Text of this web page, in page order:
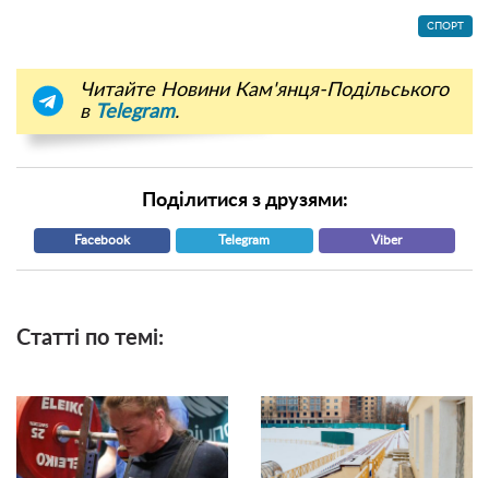
СПОРТ
Читайте Новини Кам'янця-Подільського
в Telegram.
Поділитися з друзями:
Facebook Telegram Viber
Статті по темі: